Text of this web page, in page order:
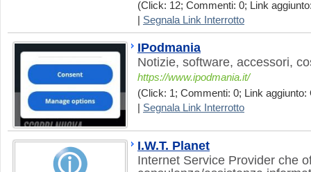
(Click: 12; Commenti: 0; Link
Segnala Link Interrotto
IPodmania
Notizie, software, accessori,
https://www.ipodmania.it/
(Click: 1; Commenti: 0; Link aggiunto:
Segnala Link Interrotto
I.W.T. Planet
Internet Service Provider che